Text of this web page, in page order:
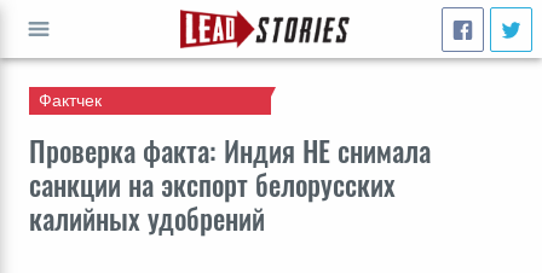
Проверка факта: Индия НЕ снимала
санкции на экспорт белорусских
калийных удобрений
Фактчек
ПЕРЕЙТИ